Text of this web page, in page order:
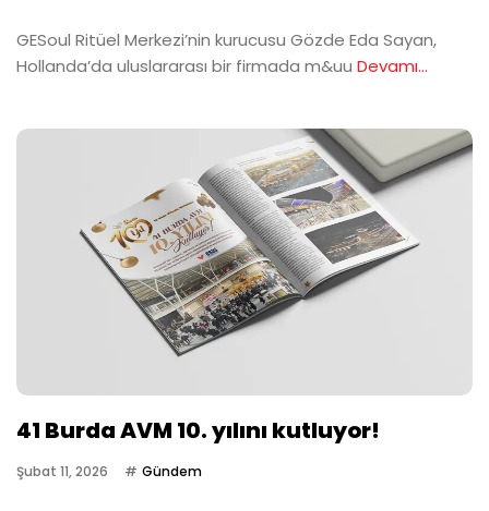
GESoul Ritüel Merkezi’nin kurucusu Gözde Eda Sayan,
Hollanda’da uluslararası bir firmada m&uu Devamı...
41 Burda AVM 10. yılını kutluyor!
Şubat 11, 2026 Gündem